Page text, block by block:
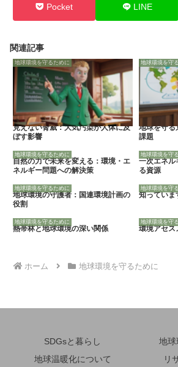
Pocket LINE
関連記事
地球環境を守るために
見えない脅威：大気汚染が人体に及
ぼす影響
地球環境を守
地球を守る
課題
地球環境を守るために
自然の力で未来を変える：環境・エ
ネルギー問題への解決策
地球環境を守
一次エネル
る資源
地球環境を守るために
地球環境の守護者：国連環境計画の
役割
地球環境を守
知っていま
地球環境を守るために
熱帯林と地球環境の深い関係
地球環境を守
環境アセス
ホーム 地球環境を守るために
SDGsと暮らし
地球
地球温暖化について
リ